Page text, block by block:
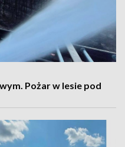
Pożar w lesie pod